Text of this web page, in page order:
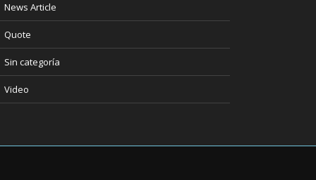
News Article
Quote
Sin categoría
Video